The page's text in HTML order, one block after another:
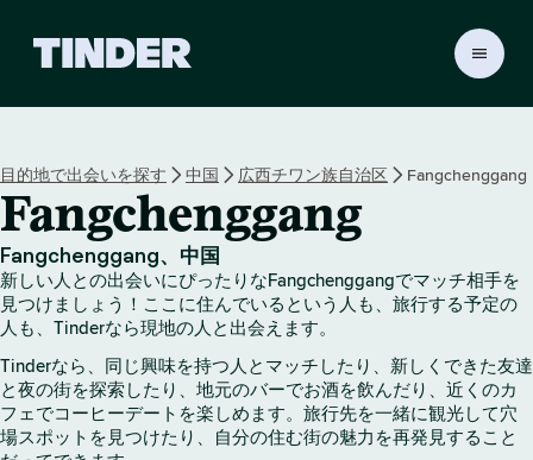
r
ホ
ー
ム
ペ
ー
ジ
目的地で出会いを探す 中国 広西チワン族自治区 Fangchenggang
Fangchenggang
Fangchenggang、中国
新しい人との出会いにぴったりなFangchenggangでマッチ相手を
見つけましょう！ここに住んでいるという人も、旅行する予定の
人も、Tinderなら現地の人と出会えます。
Tinderなら、同じ興味を持つ人とマッチしたり、新しくできた友達
と夜の街を探索したり、地元のバーでお酒を飲んだり、近くのカ
フェでコーヒーデートを楽しめます。旅行先を一緒に観光して穴
場スポットを見つけたり、自分の住む街の魅力を再発見すること